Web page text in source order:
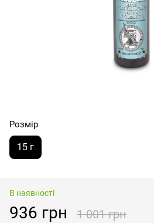
Розмір
15 г
В наявності
936 грн 1 001 грн